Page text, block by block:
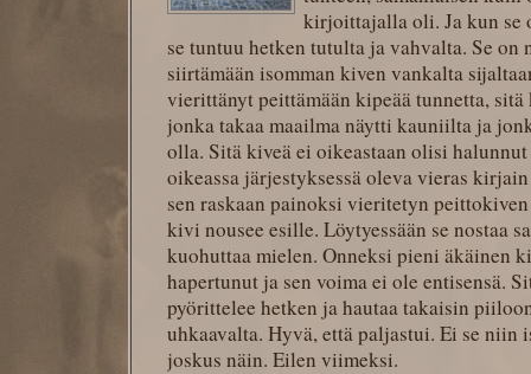
kirjoittajalla oli. Ja kun se
se tuntuu hetken tutulta ja vahvalta. Se on
siirtämään isomman kiven vankalta
vierittänyt peittämään kipeää tunnetta,
jonka takaa maailma näytti kauniilta ja
olla. Sitä kiveä ei oikeastaan olisi
oikeassa järjestyksessä oleva vieras
sen raskaan painoksi vieritetyn
kivi nousee esille. Löytyessään se nostaa
kuohuttaa mielen. Onneksi pieni äkäinen
hapertunut ja sen voima ei ole entisensä.
pyörittelee hetken ja hautaa takaisin
uhkaavalta. Hyvä, että paljastui. Ei se
joskus näin. Eilen viimeksi.